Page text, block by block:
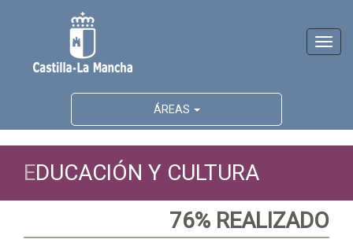
ÁREAS
EDUCACIÓN Y CULTURA
76% REALIZADO